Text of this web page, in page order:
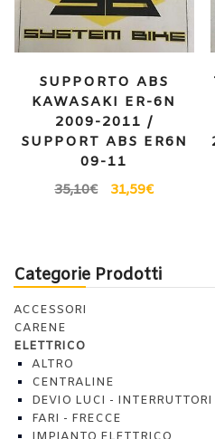
SUPPORTO ABS
KAWASAKI ER-6N
2009-2011 /
SUPPORT ABS ER6N
09-11
35,10€ 31,59€
Categorie Prodotti
ACCESSORI
CARENE
ELETTRICO
ALTRO
CENTRALINE
DEVIO LUCI - INTERRUTTORI
FARI - FRECCE